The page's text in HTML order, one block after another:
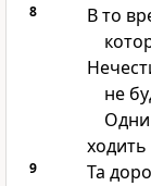
8
В то
не
9
Та